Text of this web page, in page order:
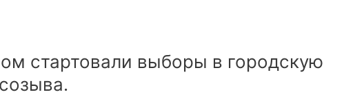
стартовали выборы в городскую